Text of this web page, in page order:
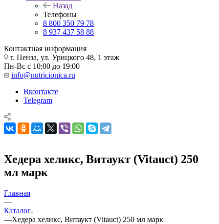
Назад
Телефоны
8 800 350 79 78
8 937 437 58 88
Контактная информация
г. Пенза, ул. Урицкого 48, 1 этаж
Пн-Вс с 10:00 до 19:00
info@nutricionica.ru
Вконтакте
Telegram
Хедера хеликc, Витаукт (Vitauct) 250
мл марк
Главная
—
Каталог
—Хедера хеликc, Витаукт (Vitauct) 250 мл марк